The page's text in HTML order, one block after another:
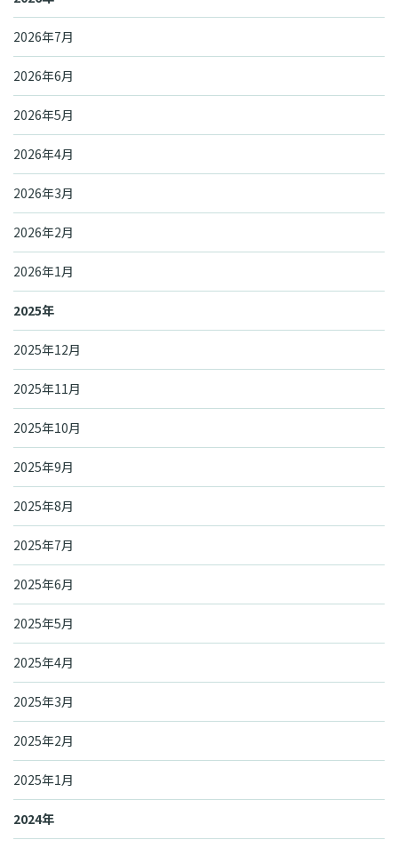
2026年7月
2026年6月
2026年5月
2026年4月
2026年3月
2026年2月
2026年1月
2025年
2025年12月
2025年11月
2025年10月
2025年9月
2025年8月
2025年7月
2025年6月
2025年5月
2025年4月
2025年3月
2025年2月
2025年1月
2024年